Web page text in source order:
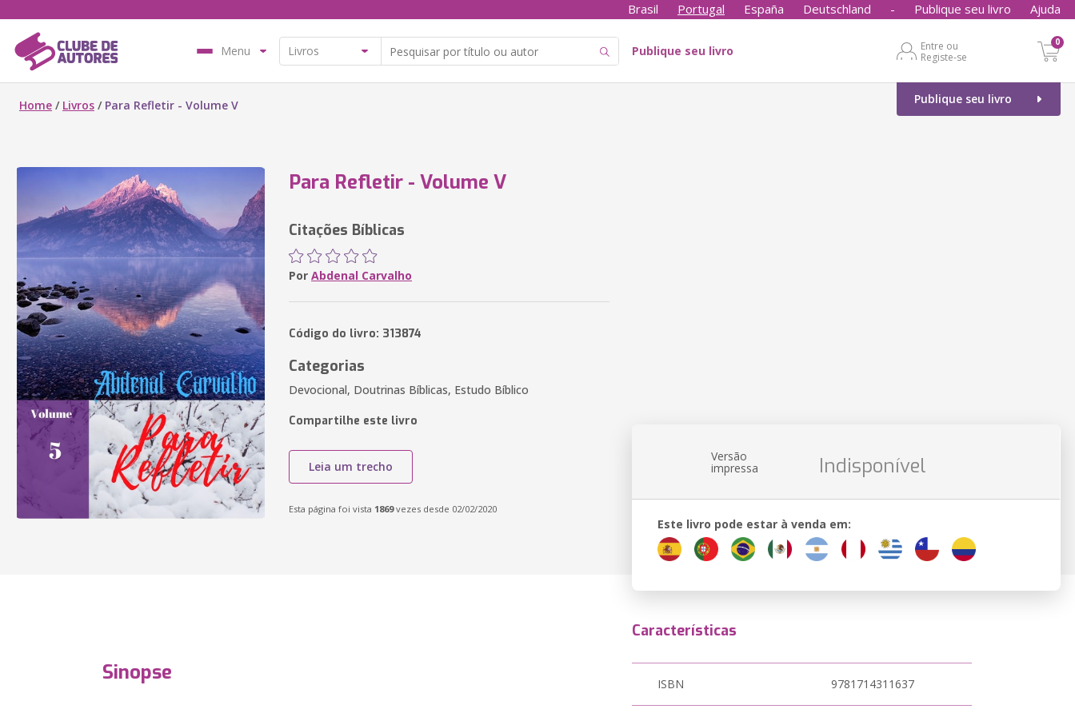
Brasil Portugal España Deutschland - Publique seu livro Ajuda
Menu Publique seu livro
Entre ou
Registe-se
0
Publique seu livro
Home / Livros / Para Refletir - Volume V
Para Refletir - Volume V
Citações Bíblicas
Por Abdenal Carvalho
Código do livro: 313874
Categorias
Devocional, Doutrinas Bíblicas, Estudo Bíblico
Compartilhe este livro
Leia um trecho
Esta página foi vista 1869vezes desde 02/02/2020
Versão
impressa Indisponível
Este livro pode estar à venda em:
Sinopse
Características
ISBN 9781714311637